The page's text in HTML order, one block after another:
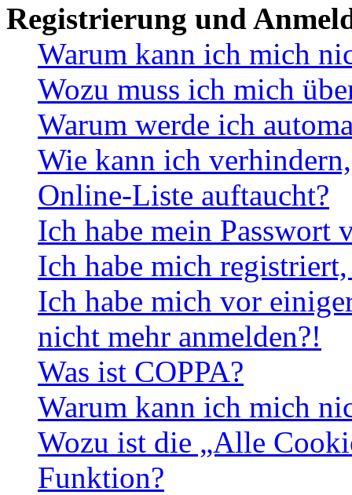
Registrierung und
Warum kann ich mich
Wozu muss ich mich
Warum werde ich
Wie kann ich
Online-Liste auftaucht?
Ich habe mein Passwort
Ich habe mich
Ich habe mich vor
nicht mehr anmelden?!
Was ist COPPA?
Warum kann ich mich
Wozu ist die „Alle
Funktion?